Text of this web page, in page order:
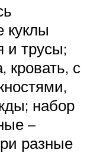
куклы
и трусы;
кровать, с
набор
–
разные